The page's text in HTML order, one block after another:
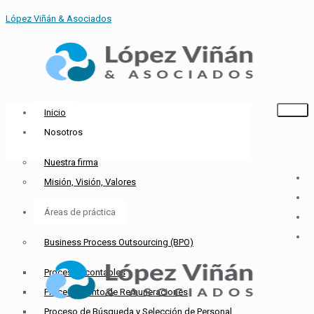
López Viñán & Asociados
Inicio
Nosotros
Nuestra firma
Misión, Visión, Valores
Áreas de práctica
Business Process Outsourcing (BPO)
Procesos contables
Procesamiento de Remuneraciones
Proceso de Búsqueda y Selección de Personal